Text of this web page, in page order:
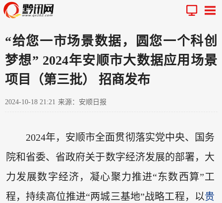
“给您一市场景数据，圆您一个科创
梦想” 2024年安顺市大数据应用场景
项目（第三批） 招商发布
2024-10-18 21:21 来源：安顺日报
2024年，安顺市全面贯彻落实党中央、国务
院和省委、省政府关于数字经济发展的部署，大
力发展数字经济，凝心聚力推进“东数西算”工
程，持续高位推进“两城三基地”战略工程，以贵